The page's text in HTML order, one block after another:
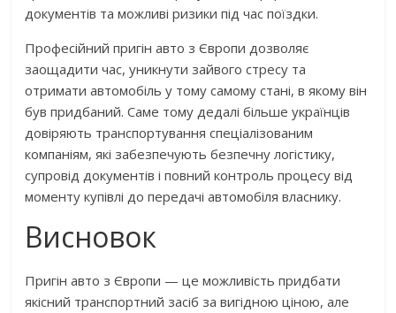
документів та можливі ризики під час поїздки.
Професійний пригін авто з Європи дозволяє
заощадити час, уникнути зайвого стресу та
отримати автомобіль у тому самому стані, в якому він
був придбаний. Саме тому дедалі більше українців
довіряють транспортування спеціалізованим
компаніям, які забезпечують безпечну логістику,
супровід документів і повний контроль процесу від
моменту купівлі до передачі автомобіля власнику.
Висновок
Пригін авто з Європи — це можливість придбати
якісний транспортний засіб за вигідною ціною, але